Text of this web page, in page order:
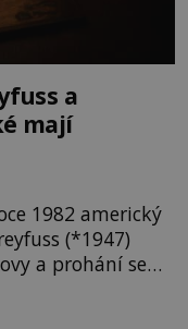
a
mají
1982 americký
(*1947)
a prohání se
utržený ze
když to Dreyfuss